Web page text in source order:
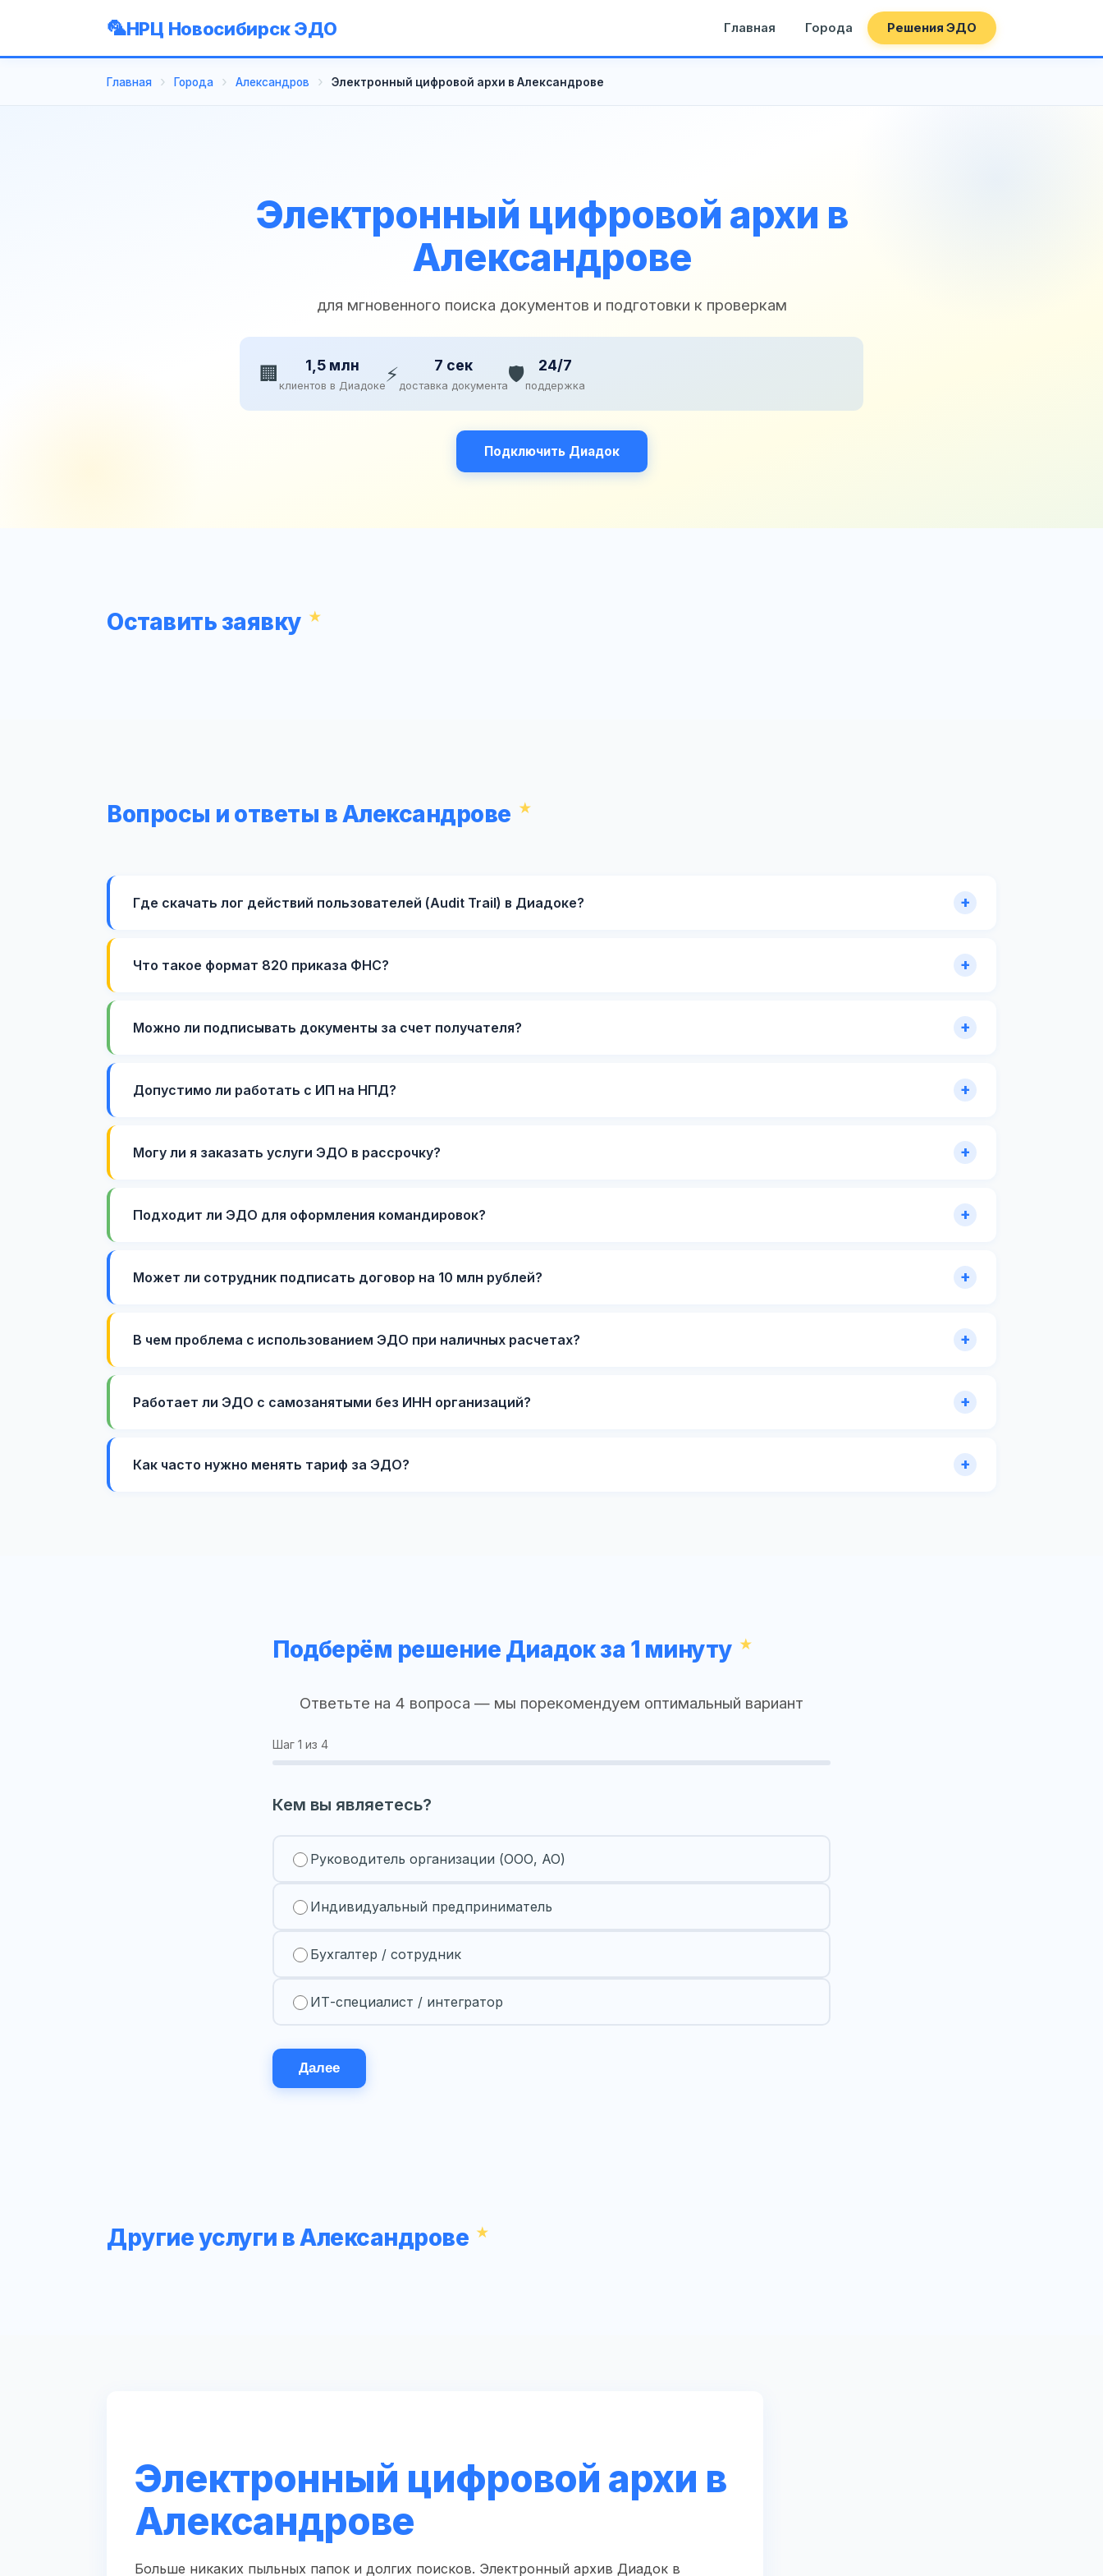
НРЦ Новосибирск ЭДО Главная Города Решения ЭДО
Главная Города Александров Электронный цифровой архи в Александрове
Электронный цифровой архи в
Александрове
для мгновенного поиска документов и подготовки к проверкам
🏢 1,5 млн
клиентов в Диадоке ⚡ 7 сек
доставка документа🛡️ 24/7
поддержка
Подключить Диадок
Оставить заявку
Вопросы и ответы в Александрове
Где скачать лог действий пользователей (Audit Trail) в Диадоке?
Что такое формат 820 приказа ФНС?
Можно ли подписывать документы за счет получателя?
Допустимо ли работать с ИП на НПД?
Могу ли я заказать услуги ЭДО в рассрочку?
Подходит ли ЭДО для оформления командировок?
Может ли сотрудник подписать договор на 10 млн рублей?
В чем проблема с использованием ЭДО при наличных расчетах?
Работает ли ЭДО с самозанятыми без ИНН организаций?
Как часто нужно менять тариф за ЭДО?
Подберём решение Диадок за 1 минуту
Ответьте на 4 вопроса — мы порекомендуем оптимальный вариант
Шаг 1 из 4
Кем вы являетесь?
Руководитель организации (ООО, АО)
Индивидуальный предприниматель
Бухгалтер / сотрудник
ИТ-специалист / интегратор
Далее
Другие услуги в Александрове
Электронный цифровой архи в
Александрове
Больше никаких пыльных папок и долгих поисков. Электронный архив Диадок в